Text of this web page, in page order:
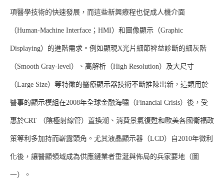
項醫學技術的快速發展，而這些新興療程也促成人機介面
（Human-Machine Interface；HMI）和圖像顯示（Graphic
Displaying）的進階需求。例如顯現X光片細節裨益診斷的細灰階
（Smooth Gray-level）、高解析（High Resolution）及大尺寸
（Large Size）等特徵的醫療顯示器技術不斷推陳出新，這類用於
醫事的顯示模組在2008年全球金融海嘯（Financial Crisis）後，受
惠於CRT （陰極射線管）置換潮、消費景氣復甦和歐美各國衛福政
策等利多加持而嶄露頭角。尤其液晶顯示器（LCD）自2010年微利
化後，讓醫顯領域成為供應鏈業者垂涎與佈局的兵家要地（圖
一）。